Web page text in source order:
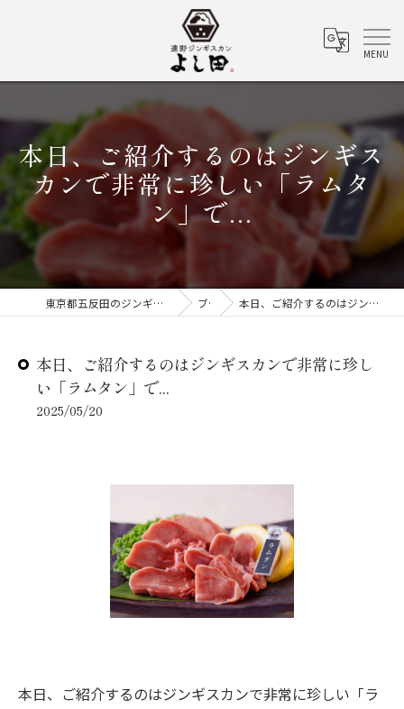
本日、ご紹介するのはジンギス
カンで非常に珍しい「ラムタ
ン」で...
東京都五反田のジンギスカンなら遠野ジンギスカン よし田 ブログ 本日、ご紹介するのはジンギスカンで非常に珍しい「ラムタン」で...
本日、ご紹介するのはジンギスカンで非常に珍し
い「ラムタン」で...
2025/05/20
本日、ご紹介するのはジンギスカンで非常に珍しい「ラ